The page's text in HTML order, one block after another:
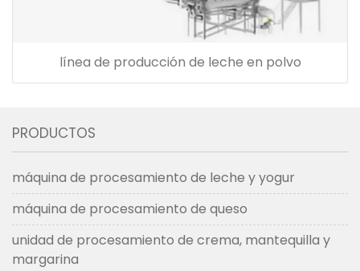
línea de producción de leche en polvo
PRODUCTOS
máquina de procesamiento de leche y yogur
máquina de procesamiento de queso
unidad de procesamiento de crema, mantequilla y
margarina